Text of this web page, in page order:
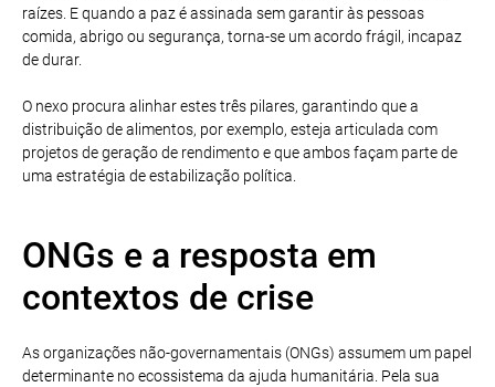
raízes. E quando a paz é assinada sem garantir às pessoas
comida, abrigo ou segurança, torna-se um acordo frágil, incapaz
de durar.
O nexo procura alinhar estes três pilares, garantindo que a
distribuição de alimentos, por exemplo, esteja articulada com
projetos de geração de rendimento e que ambos façam parte de
uma estratégia de estabilização política.
ONGs e a resposta em
contextos de crise
As organizações não-governamentais (ONGs) assumem um papel
determinante no ecossistema da ajuda humanitária. Pela sua